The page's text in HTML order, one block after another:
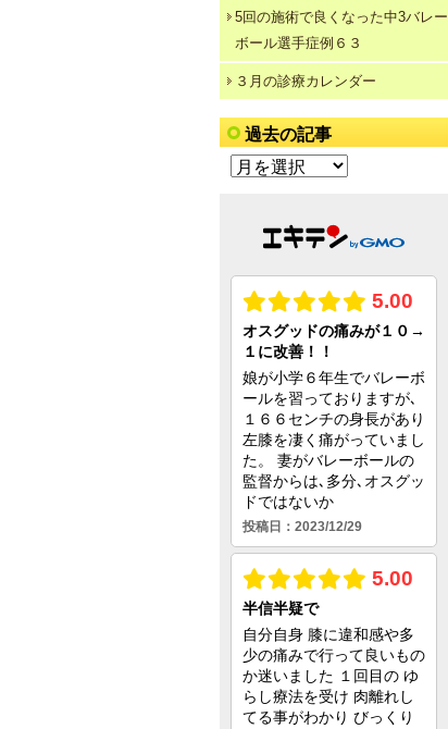
5回の施術で良くなった中3バレー
ボール選手症例６３
３月の診療カレンダー
過去の記事